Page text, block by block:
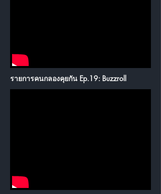
รายการคนกลองคุยกัน Ep.19: Buzzroll